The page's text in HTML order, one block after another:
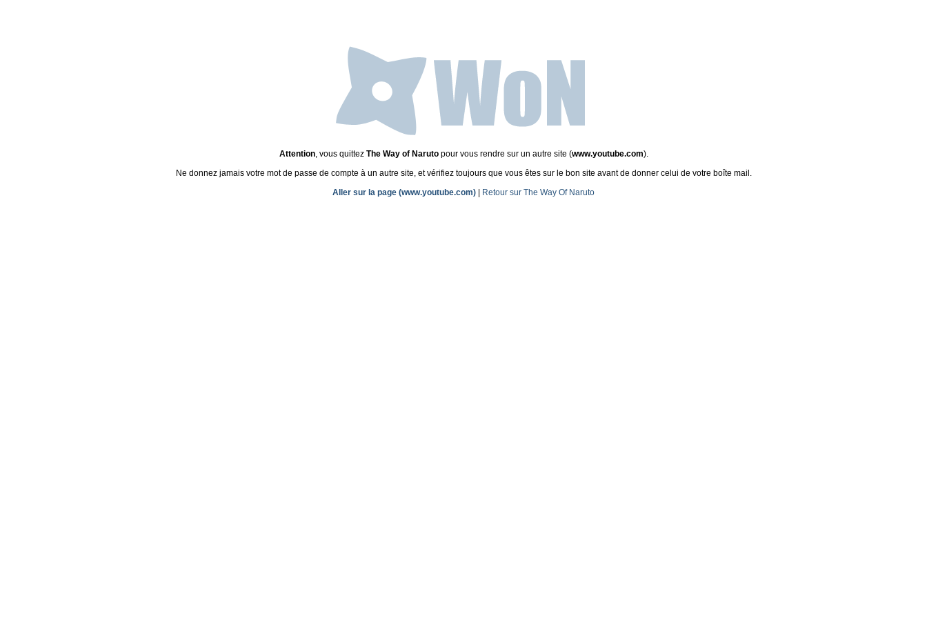
Attention, vous quittez The Way of Narutopour vous rendre sur un autre site (www.youtube.com).
Ne donnez jamais votre mot de passe de compte à un autre site, et vérifiez toujours que vous êtes sur le bon site avant de donner celui de votre boîte mail.
Aller sur la page (www.youtube.com)
Retour sur The Way Of Naruto